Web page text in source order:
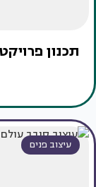
תכנון
עיצוב פנים